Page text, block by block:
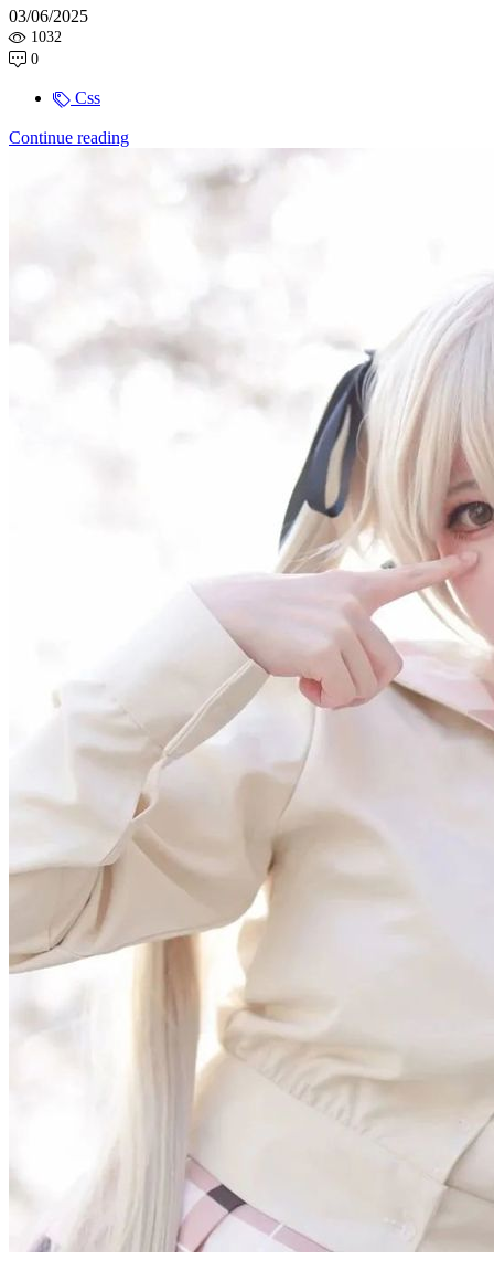
03/06/2025
1032
0
Css
Continue reading